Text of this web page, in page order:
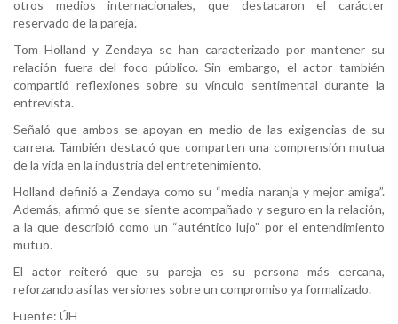
otros medios internacionales, que destacaron el carácter
reservado de la pareja.
Tom Holland y Zendaya se han caracterizado por mantener su
relación fuera del foco público. Sin embargo, el actor también
compartió reflexiones sobre su vínculo sentimental durante la
entrevista.
Señaló que ambos se apoyan en medio de las exigencias de su
carrera. También destacó que comparten una comprensión mutua
de la vida en la industria del entretenimiento.
Holland definió a Zendaya como su “media naranja y mejor amiga”.
Además, afirmó que se siente acompañado y seguro en la relación,
a la que describió como un “auténtico lujo” por el entendimiento
mutuo.
El actor reiteró que su pareja es su persona más cercana,
reforzando así las versiones sobre un compromiso ya formalizado.
Fuente: ÚH